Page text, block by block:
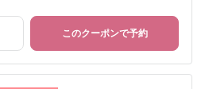
このクーポンで予約